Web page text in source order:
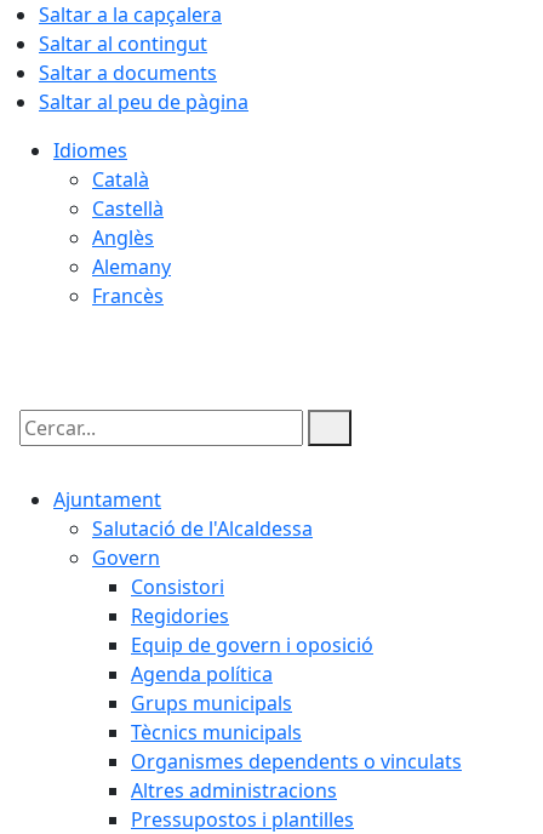
Saltar a la capçalera
Saltar al contingut
Saltar a documents
Saltar al peu de pàgina
Idiomes
Català
Castellà
Anglès
Alemany
Francès
Cercar:
Ajuntament
Salutació de l'Alcaldessa
Govern
Consistori
Regidories
Equip de govern i oposició
Agenda política
Grups municipals
Tècnics municipals
Organismes dependents o vinculats
Altres administracions
Pressupostos i plantilles